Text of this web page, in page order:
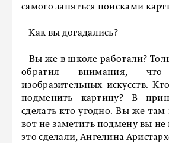
самого заняться поисками
– Как вы догадались?
– Вы же в школе работали?
обратил внимания,
изобразительных искусств.
подменить картину? В
сделать кто угодно. Вы же
вот не заметить подмену вы
это сделали, Ангелина